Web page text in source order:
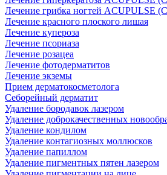
Лечение грибка ногтей ACUPULSE
Лечение красного плоского лишая
Лечение купероза
Лечение псориаза
Лечение розацеа
Лечение фотодерматитов
Лечение экземы
Прием дерматокосметолога
Себорейный дерматит
Удаление бородавок лазером
Удаление доброкачественных
Удаление кондилом
Удаление контагиозных моллюсков
Удаление папиллом
Удаление пигментных пятен лазером